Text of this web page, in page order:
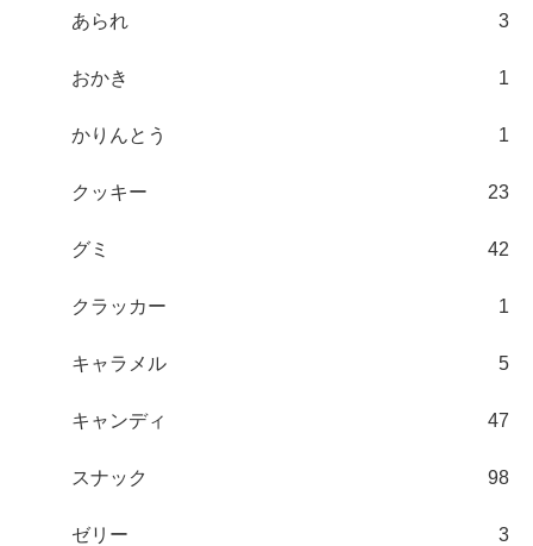
あられ 3
おかき 1
かりんとう 1
クッキー 23
グミ 42
クラッカー 1
キャラメル 5
キャンディ 47
スナック 98
ゼリー 3